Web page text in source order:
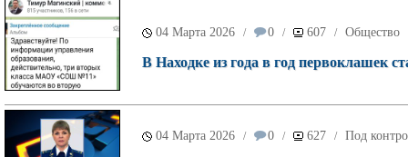
04 Марта 2026 / 0 / 607 / Общество
В Находке из года в год первоклашек
04 Марта 2026 / 0 / 627 / Под